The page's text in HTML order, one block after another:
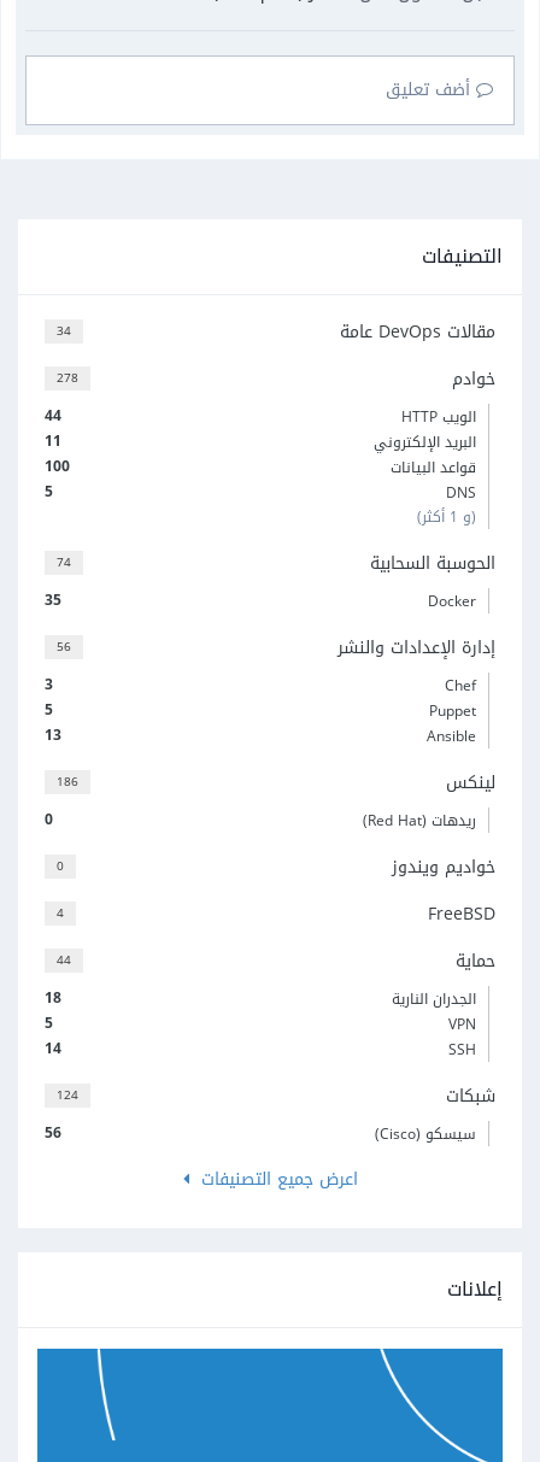
أضف تعليق
التصنيفات
34 مقالات DevOps عامة
278 خوادم
44
الويب HTTP
11
البريد الإلكتروني
100
قواعد البيانات
5
DNS
(و 1 أكثر)
74 الحوسبة السحابية
35 Docker
56 إدارة الإعدادات والنشر
3
Chef
5
Puppet
13
Ansible
186 لينكس
0 ريدهات (Red Hat)
0 خواديم ويندوز
4 FreeBSD
44 حماية
18
الجدران النارية
5
VPN
14
SSH
124 شبكات
56 سيسكو (Cisco)
اعرض جميع التصنيفات
إعلانات